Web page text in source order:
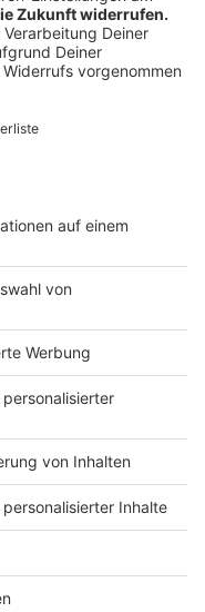
für mich längst zu
Köln und
zweiter oder dritter
entstehen in
Krimis mit
72. Folge stehen
berichten Gerrit